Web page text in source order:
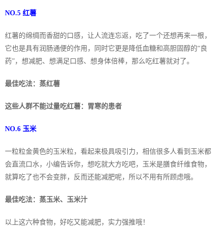
NO.5 红薯
红薯的绵绸而香甜的口感，让人流连忘返，吃了一个还想再来一根，
它也是具有润肠通便的作用，同时它更是降低血糖和高胆固醇的“良
药”，想减肥、想满足口感、想身体倍棒，那么吃红薯就对了。
最佳吃法：蒸红薯
这些人群不能过量吃红薯：胃寒的患者
NO.6 玉米
一粒粒金黄色的玉米粒，看起来极具吸引力，相信很多人看到玉米都
会直流口水，小编告诉你，想吃就大方吃吧，玉米是膳食纤维食物，
就算吃了也不会变胖，反而还能减肥呢，所以不用有所顾虑哦。
最佳吃法：蒸玉米、玉米汁
以上这六种食物，好吃又能减肥，实力强推哦！